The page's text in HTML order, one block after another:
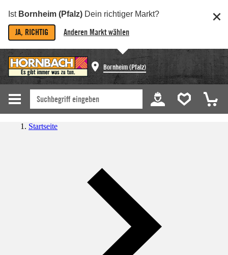
Ist Bornheim (Pfalz) Dein richtiger Markt?
JA, RICHTIG Anderen Markt wählen
Bornheim (Pfalz)
Startseite